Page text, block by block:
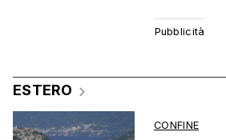
ESTERO
CONFINE